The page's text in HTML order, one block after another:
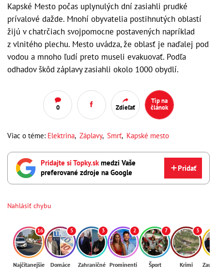
Kapské Mesto počas uplynulých dní zasiahli prudké
prívalové dažde. Mnohí obyvatelia postihnutých oblastí
žijú v chatrčiach svojpomocne postavených napríklad
z vlnitého plechu. Mesto uvádza, že oblasť je naďalej pod
vodou a mnoho ľudí preto museli evakuovať. Podľa
odhadov škôd záplavy zasiahli okolo 1000 obydlí.
0 Zdieľať
Tip na
článok
Viac o téme: Elektrina, Záplavy, Smrť, Kapské mesto
Pridajte si Topky.skmedzi Vaše
preferované zdroje na Google
Pridať
Nahlásiť chybu
16
Najčítanejšie
5
Domáce
3
Zahraničné
2
Prominenti
7
Šport
3
Krimi